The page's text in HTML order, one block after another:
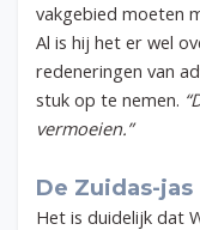
vakgebied moeten
Al is hij het er wel
redeneringen van
stuk op te nemen.
vermoeien.”
De Zuidas-jas
Het is duidelijk dat